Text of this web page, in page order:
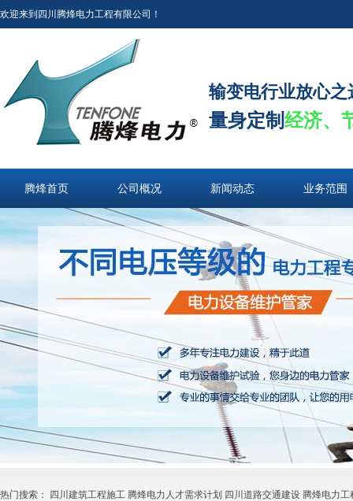
欢迎来到四川腾烽电力工程有限公司！
输变电行业放心之
量身定制经济、
腾烽首页 公司概况 新闻动态 业务范围
热门搜索： 四川建筑工程施工 腾烽电力人才需求计划 四川道路交通建设 腾烽电力